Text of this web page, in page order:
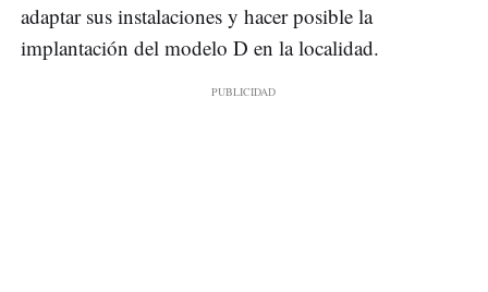
adaptar sus instalaciones y hacer posible la
implantación del modelo D en la localidad.